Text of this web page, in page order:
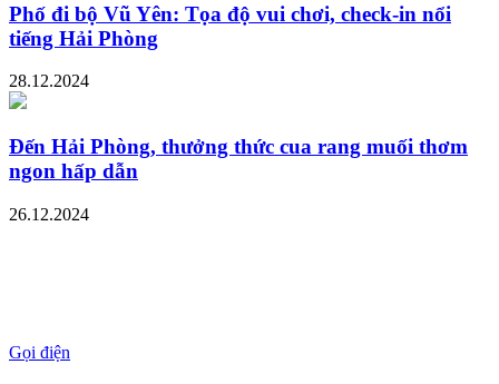
Phố đi bộ Vũ Yên: Tọa độ vui chơi, check-in nổi
tiếng Hải Phòng
28.12.2024
Đến Hải Phòng, thưởng thức cua rang muối thơm
ngon hấp dẫn
26.12.2024
Gọi điện